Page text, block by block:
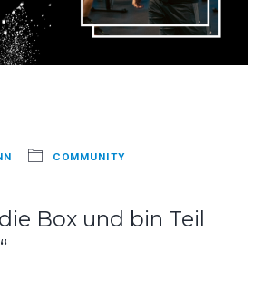
COMMUNITY
Box und bin Teil